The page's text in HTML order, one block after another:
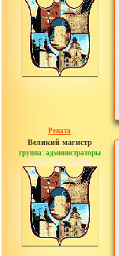
Рената
Великий магистр
группа: администраторы
сообщений: 30442